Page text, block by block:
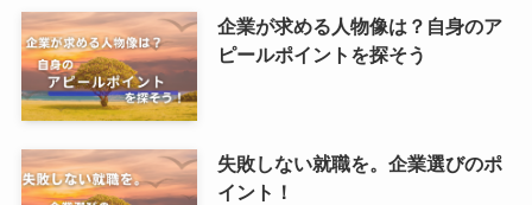
企業が求める人物像は？自身のア
ピールポイントを探そう
失敗しない就職を。企業選びのポ
イント！